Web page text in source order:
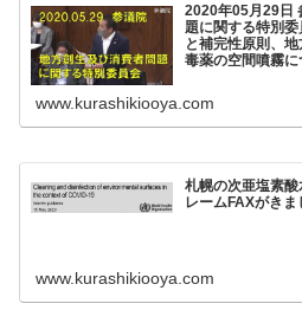
2020年05月29日
題に関する特別
と補完性原則、
毒薬の空間噴霧
www.kurashikiooya.com
札幌の次亜塩素
レームFAXがきま
www.kurashikiooya.com